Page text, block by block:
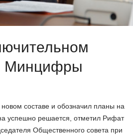
Минцифры
составе и обозначил планы на
успешно решается, отметил Рифат
Общественного совета при